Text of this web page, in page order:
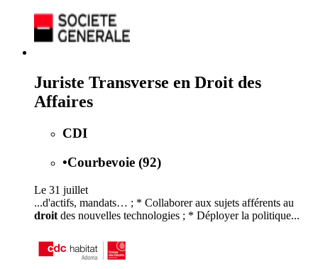
Juriste Transverse en Droit des
Affaires
CDI
•Courbevoie (92)
Le 31 juillet
...d'actifs, mandats… ; * Collaborer aux sujets afférents au
droit des nouvelles technologies ; * Déployer la politique...